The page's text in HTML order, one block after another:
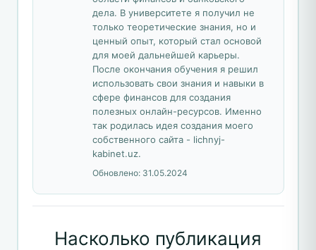
дела. В университете я получил не
только теоретические знания, но и
ценный опыт, который стал основой
для моей дальнейшей карьеры.
После окончания обучения я решил
использовать свои знания и навыки в
сфере финансов для создания
полезных онлайн-ресурсов. Именно
так родилась идея создания моего
собственного сайта - lichnyj-
kabinet.uz.
Обновлено: 31.05.2024
Насколько публикация